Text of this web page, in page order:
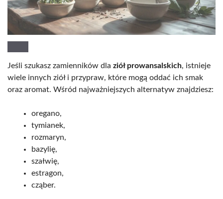
Jeśli szukasz zamienników dla ziół prowansalskich, istnieje
wiele innych ziół i przypraw, które mogą oddać ich smak
oraz aromat. Wśród najważniejszych alternatyw znajdziesz:
oregano,
tymianek,
rozmaryn,
bazylię,
szałwię,
estragon,
cząber.